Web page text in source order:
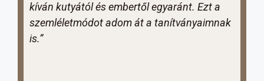
kíván kutyától és embertől egyaránt. Ezt a
szemléletmódot adom át a tanítványaimnak
is.”